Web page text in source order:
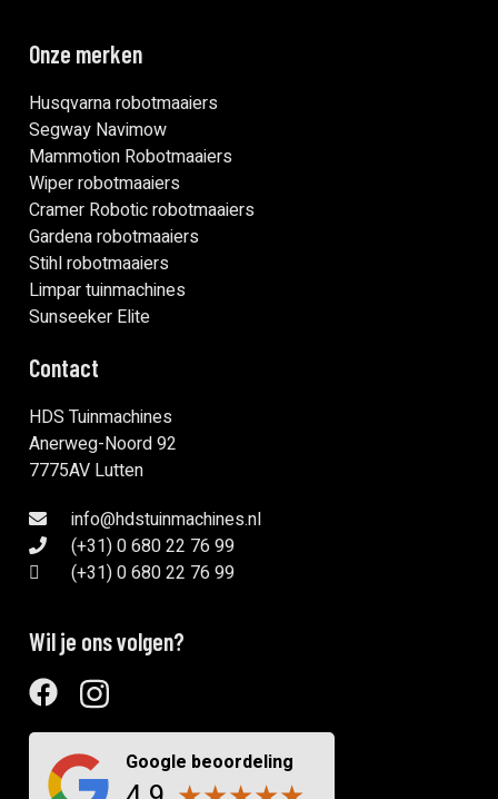
Onze merken
Husqvarna robotmaaiers
Segway Navimow
Mammotion Robotmaaiers
Wiper robotmaaiers
Cramer Robotic robotmaaiers
Gardena robotmaaiers
Stihl robotmaaiers
Limpar tuinmachines
Sunseeker Elite
Contact
HDS Tuinmachines
Anerweg-Noord 92
7775AV Lutten
info@hdstuinmachines.nl
(+31) 0 680 22 76 99
(+31) 0 680 22 76 99
Wil je ons volgen?
Google beoordeling